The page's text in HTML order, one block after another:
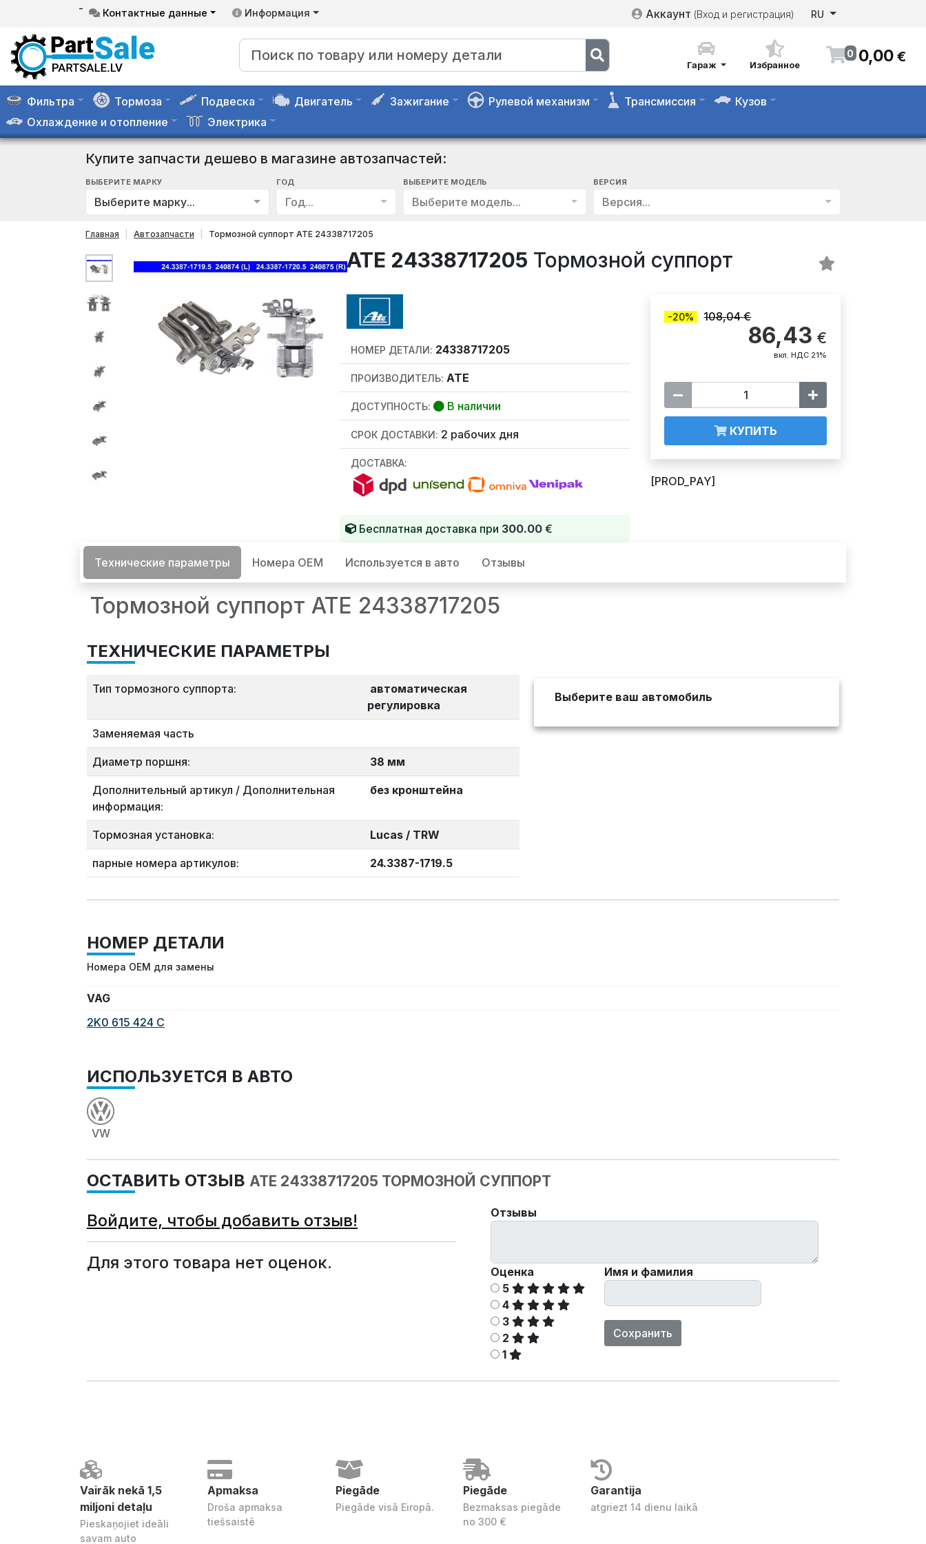
- Контактные данные Информация Аккаунт (Вход и регистрация) RU
Гараж Избранное
0 0,00 €
Фильтра Тормоза Подвеска Двигатель Зажигание Рулевой механизм Трансмиссия
Кузов
Охлаждение и отопление
Электрика
Купите запчасти дешево в магазине автозапчастей:
ВЫБЕРИТЕ МАРКУ
Выберите марку...
ГОД
Год...
ВЫБЕРИТЕ МОДЕЛЬ
Выберите модель...
ВЕРСИЯ
Версия...
Главная Автозапчасти Тормозной суппорт ATE 24338717205
ATE 24338717205 Тормозной суппорт
НОМЕР ДЕТАЛИ: 24338717205
ПРОИЗВОДИТЕЛЬ: ATE
ДОСТУПНОСТЬ: В наличии
СРОК ДОСТАВКИ: 2 рабочих дня
ДОСТАВКА:
Бесплатная доставка при 300.00€
-20% 108,04 €
86,43 €
вкл. НДС 21%
КУПИТЬ
[PROD_PAY]
Технические параметры Номера OEM Используется в авто Отзывы
Тормозной суппорт ATE 24338717205
ТЕХНИЧЕСКИЕ ПАРАМЕТРЫ
Тип тормозного суппорта:
автоматическая
регулировка
Заменяемая часть
Диаметр поршня: 38 мм
Дополнительный артикул / Дополнительная
информация:
без кронштейна
Тормозная установка: Lucas / TRW
парные номера артикулов: 24.3387-1719.5
Выберите ваш автомобиль
НОМЕР ДЕТАЛИ
Номера OEM для замены
VAG
2K0 615 424 C
ИСПОЛЬЗУЕТСЯ В АВТО
VW
ОСТАВИТЬ ОТЗЫВ ATE 24338717205 ТОРМОЗНОЙ СУППОРТ
Войдите, чтобы добавить отзыв!
Для этого товара нет оценок.
Отзывы
Оценка
5
4
3
2
1
Имя и фамилия
Сохранить
Vairāk nekā 1,5
miljoni detaļu
Pieskaņojiet ideāli
savam auto
Apmaksa
Droša apmaksa
tiešsaistē
Piegāde
Piegāde visā Eiropā.
Piegāde
Bezmaksas piegāde
no 300 €
Garantija
atgriezt 14 dienu laikā